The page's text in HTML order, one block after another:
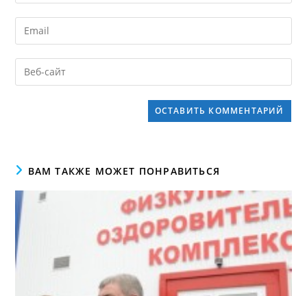
ВАМ ТАКЖЕ МОЖЕТ ПОНРАВИТЬСЯ